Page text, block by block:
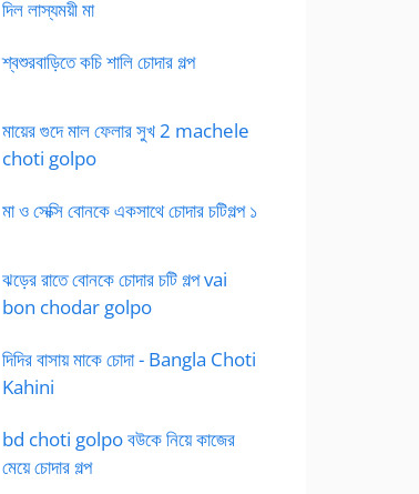
দিল লাস্যময়ী মা
শ্বশুরবাড়িতে কচি শালি চোদার গল্প
মায়ের গুদে মাল ফেলার সুখ 2 machele
choti golpo
মা ও সেক্সি বোনকে একসাথে চোদার চটিগল্প ১
ঝড়ের রাতে বোনকে চোদার চটি গল্প vai
bon chodar golpo
দিদির বাসায় মাকে চোদা - Bangla Choti
Kahini
bd choti golpo বউকে নিয়ে কাজের
মেয়ে চোদার গল্প